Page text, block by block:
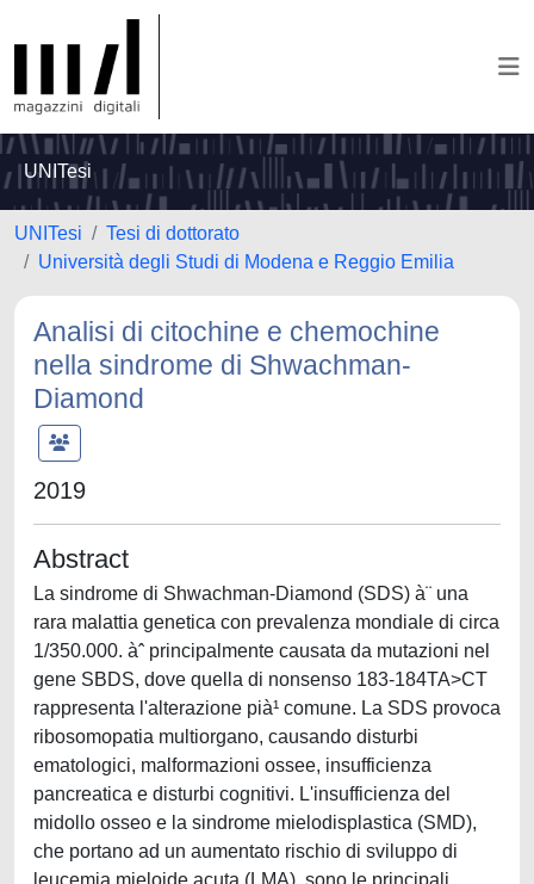
UNITesi
UNITesi
Tesi di dottorato
Università degli Studi di Modena e Reggio Emilia
Analisi di citochine e chemochine
nella sindrome di Shwachman-
Diamond
2019
Abstract
La sindrome di Shwachman-Diamond (SDS) à¨ una
rara malattia genetica con prevalenza mondiale di circa
1/350.000. àˆ principalmente causata da mutazioni nel
gene SBDS, dove quella di nonsenso 183-184TA>CT
rappresenta l'alterazione pià¹ comune. La SDS provoca
ribosomopatia multiorgano, causando disturbi
ematologici, malformazioni ossee, insufficienza
pancreatica e disturbi cognitivi. L'insufficienza del
midollo osseo e la sindrome mielodisplastica (SMD),
che portano ad un aumentato rischio di sviluppo di
leucemia mieloide acuta (LMA), sono le principali